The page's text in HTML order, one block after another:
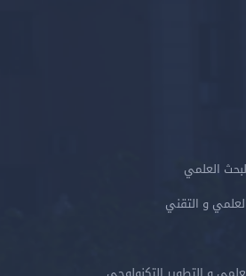
العلمي
و التقني